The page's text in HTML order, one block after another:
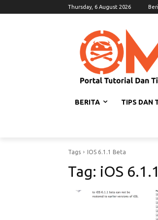
Thursday, 6 August 2026
BERITA TIPS DAN
Tags IOS 6.1.1 Beta
Tag: iOS